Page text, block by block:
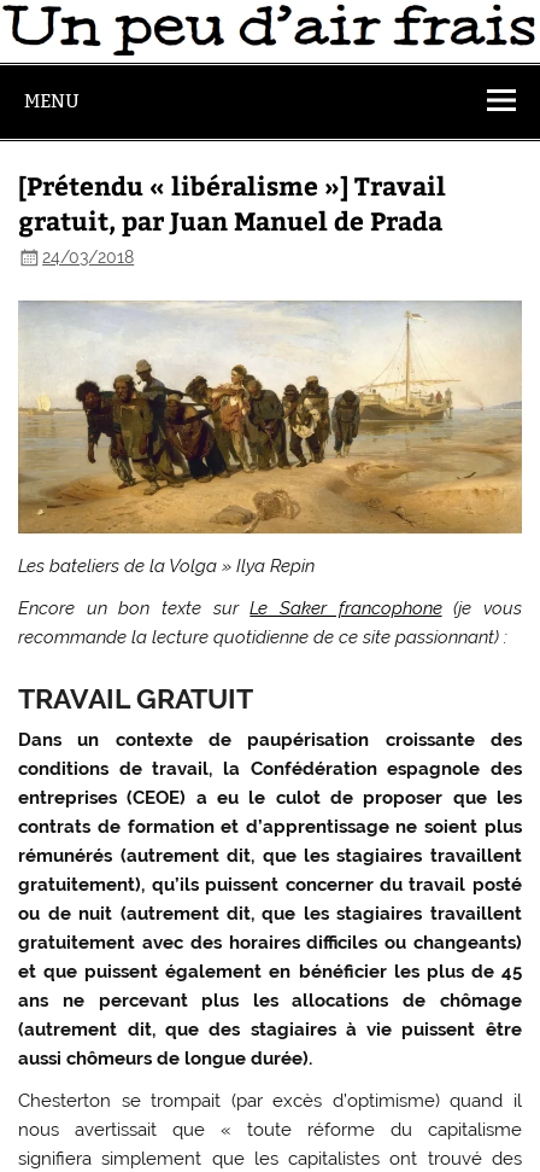
MENU
[Prétendu « libéralisme »] Travail
gratuit, par Juan Manuel de Prada
24/03/2018
Les bateliers de la Volga » Ilya Repin
Encore un bon texte surLe Saker francophone(je vous
recommande la lecture quotidienne de ce site passionnant) :
TRAVAIL GRATUIT
Dans un contexte de paupérisation croissante des
conditions de travail, la Confédération espagnole des
entreprises (CEOE) a eu le culot de proposer que les
contrats de formation et d’apprentissage ne soient plus
rémunérés (autrement dit, que les stagiaires travaillent
gratuitement), qu’ils puissent concerner du travail posté
ou de nuit (autrement dit, que les stagiaires travaillent
gratuitement avec des horaires difficiles ou changeants)
et que puissent également en bénéficier les plus de 45
ans ne percevant plus les allocations de chômage
(autrement dit, que des stagiaires à vie puissent être
aussi chômeurs de longue durée).
Chesterton se trompait (par excès d’optimisme) quand il
nous avertissait que « toute réforme du capitalisme
signifiera simplement que les capitalistes ont trouvé des